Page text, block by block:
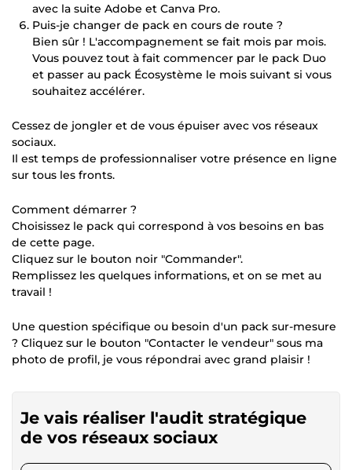
avec la suite Adobe et Canva Pro.
Puis-je changer de pack en cours de route ?
Bien sûr ! L'accompagnement se fait mois par mois.
Vous pouvez tout à fait commencer par le pack Duo
et passer au pack Écosystème le mois suivant si vous
souhaitez accélérer.
Cessez de jongler et de vous épuiser avec vos réseaux
sociaux.
Il est temps de professionnaliser votre présence en ligne
sur tous les fronts.
Comment démarrer ?
Choisissez le pack qui correspond à vos besoins en bas
de cette page.
Cliquez sur le bouton noir "Commander".
Remplissez les quelques informations, et on se met au
travail !
Une question spécifique ou besoin d'un pack sur-mesure
? Cliquez sur le bouton "Contacter le vendeur" sous ma
photo de profil, je vous répondrai avec grand plaisir !
Je vais réaliser l'audit stratégique
de vos réseaux sociaux